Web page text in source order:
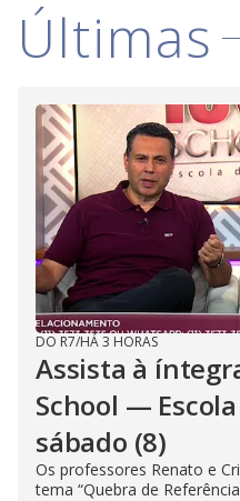
Últimas
DO R7/HÁ 3 HORAS
Assista à
School —
sábado (8)
Os professores Renato e
tema “Quebra de